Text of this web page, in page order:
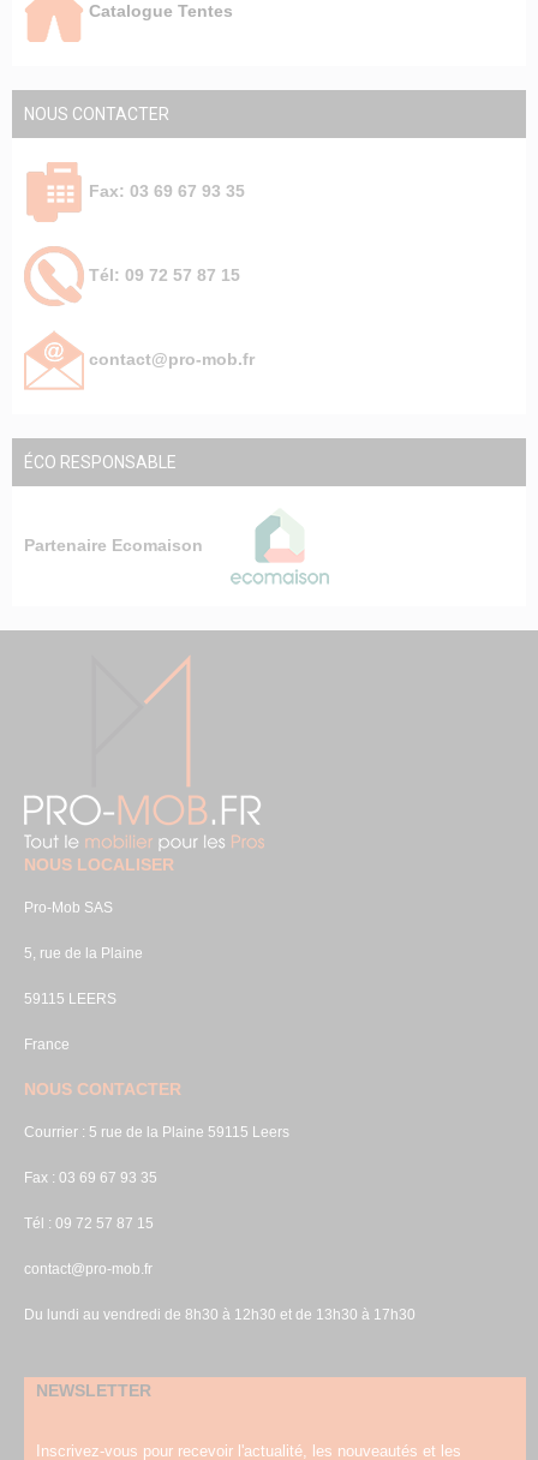
Catalogue Tentes
NOUS CONTACTER
Fax: 03 69 67 93 35
Tél: 09 72 57 87 15
contact@pro-mob.fr
ÉCO RESPONSABLE
Partenaire Ecomaison
NOUS LOCALISER
Pro-Mob SAS
5, rue de la Plaine
59115 LEERS
France
NOUS CONTACTER
Courrier : 5 rue de la Plaine 59115 Leers
Fax : 03 69 67 93 35
Tél : 09 72 57 87 15
contact@pro-mob.fr
Du lundi au vendredi de 8h30 à 12h30 et de 13h30 à 17h30
NEWSLETTER
Inscrivez-vous pour recevoir l'actualité, les nouveautés et les